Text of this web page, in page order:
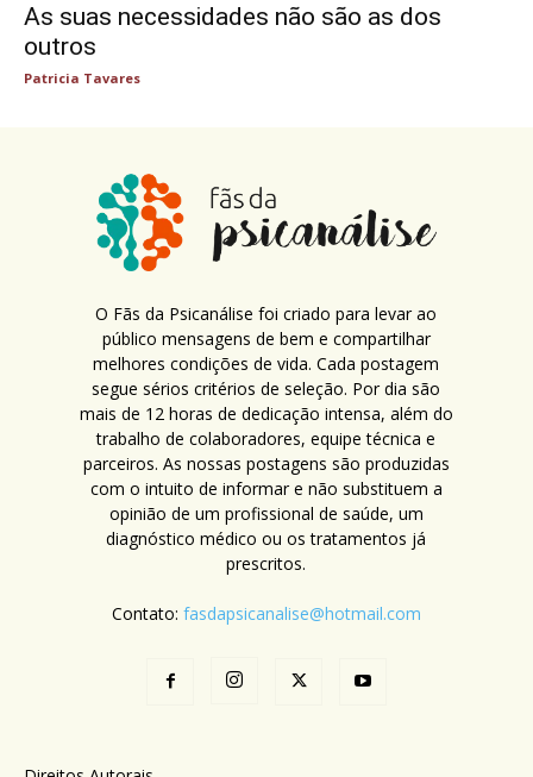
As suas necessidades não são as dos
outros
Patricia Tavares
O Fãs da Psicanálise foi criado para levar ao
público mensagens de bem e compartilhar
melhores condições de vida. Cada postagem
segue sérios critérios de seleção. Por dia são
mais de 12 horas de dedicação intensa, além do
trabalho de colaboradores, equipe técnica e
parceiros. As nossas postagens são produzidas
com o intuito de informar e não substituem a
opinião de um profissional de saúde, um
diagnóstico médico ou os tratamentos já
prescritos.
Contato: fasdapsicanalise@hotmail.com